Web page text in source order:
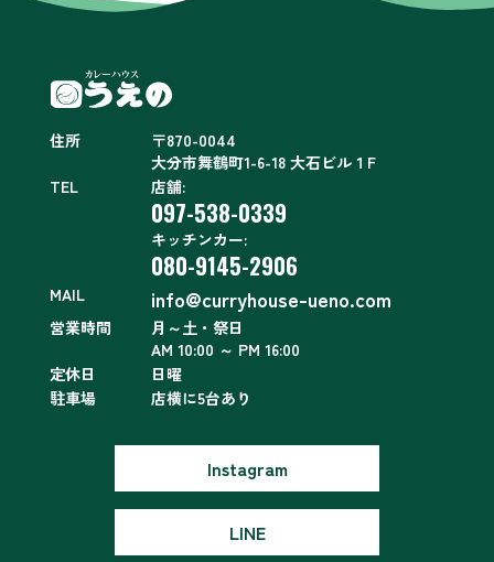
住所
〒870-0044
大分市舞鶴町1-6-18 大石ビル１F
TEL
店舗:
097-538-0339
キッチンカー:
080-9145-2906
MAIL info@curryhouse-ueno.com
営業時間
月～土・祭日
AM 10:00 ～ PM 16:00
定休日
日曜
駐車場
店横に5台あり
Instagram
LINE